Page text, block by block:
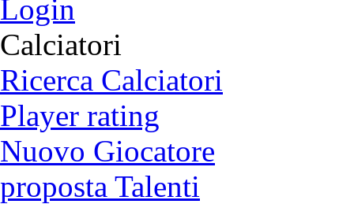
Login
Calciatori
Ricerca Calciatori
Player rating
Nuovo Giocatore
proposta Talenti